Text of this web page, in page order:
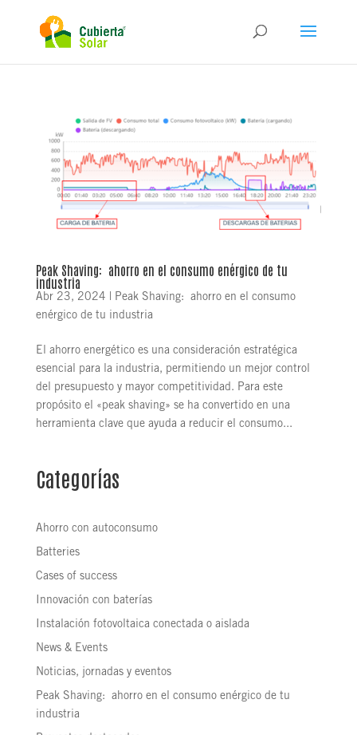
Peak Shaving: ahorro en el consumo enérgico de tu
industria
Abr 23, 2024 | Peak Shaving: ahorro en el consumo
enérgico de tu industria
El ahorro energético es una consideración estratégica
esencial para la industria, permitiendo un mejor control
del presupuesto y mayor competitividad. Para este
propósito el «peak shaving» se ha convertido en una
herramienta clave que ayuda a reducir el consumo...
Categorías
Ahorro con autoconsumo
Batteries
Cases of success
Innovación con baterías
Instalación fotovoltaica conectada o aislada
News & Events
Noticias, jornadas y eventos
Peak Shaving: ahorro en el consumo enérgico de tu
industria